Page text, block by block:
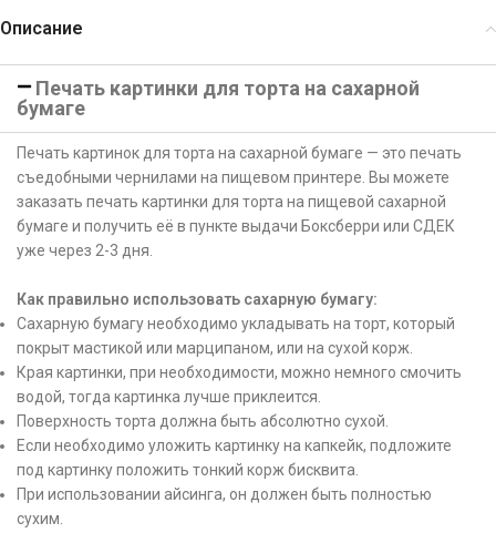
Описание
Печать картинки для торта на сахарной
бумаге
Печать картинок для торта на сахарной бумаге — это печать
съедобными чернилами на пищевом принтере. Вы можете
заказать печать картинки для торта на пищевой сахарной
бумаге и получить её в пункте выдачи Боксберри или СДЕК
уже через 2-3 дня.
Как правильно использовать сахарную бумагу:
Сахарную бумагу необходимо укладывать на торт, который
покрыт мастикой или марципаном, или на сухой корж.
Края картинки, при необходимости, можно немного смочить
водой, тогда картинка лучше приклеится.
Поверхность торта должна быть абсолютно сухой.
Если необходимо уложить картинку на капкейк, подложите
под картинку положить тонкий корж бисквита.
При использовании айсинга, он должен быть полностью
сухим.